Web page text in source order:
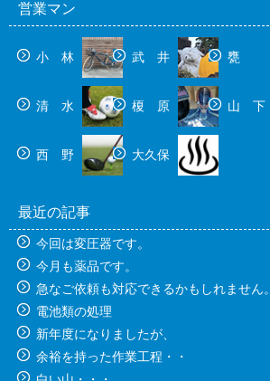
営業マン
小 林 武 井 甕
清 水 榎 原 山 下
西 野 大久保
最近の記事
今回は変圧器です。
今月も薬品です。
急なご依頼も対応できるかもしれません。
電池類の処理
新年度になりましたが、
余裕を持った作業工程・・